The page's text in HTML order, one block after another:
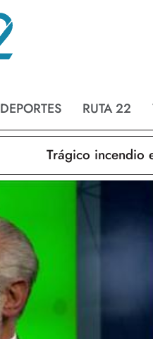
DEPORTES RUTA 22
Trágico incendio en